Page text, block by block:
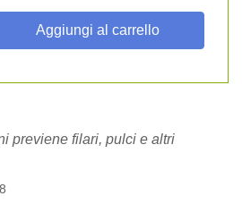
previene filari, pulci e altri